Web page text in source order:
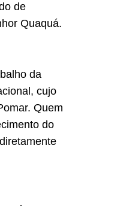
de
Quaquá.
da
cujo
Quem
do